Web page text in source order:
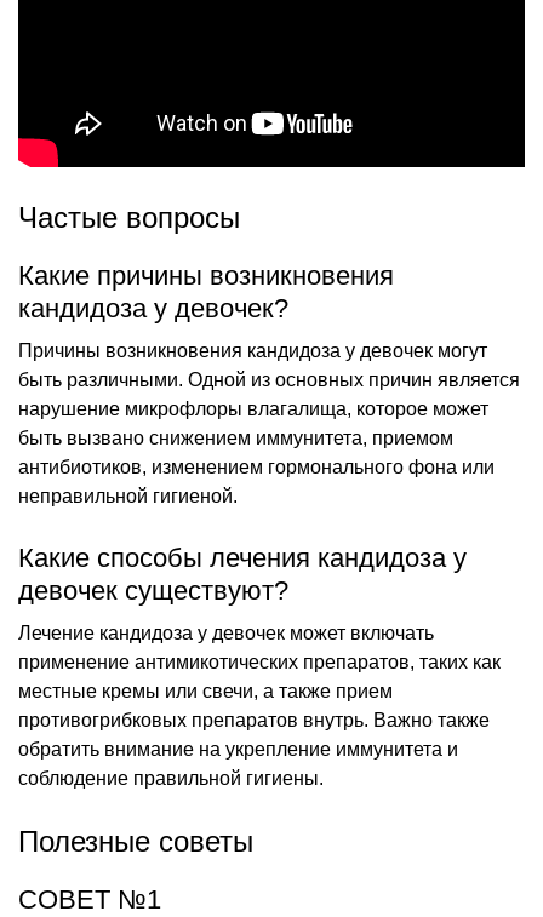
Частые вопросы
Какие причины возникновения
кандидоза у девочек?
Причины возникновения кандидоза у девочек могут
быть различными. Одной из основных причин является
нарушение микрофлоры влагалища, которое может
быть вызвано снижением иммунитета, приемом
антибиотиков, изменением гормонального фона или
неправильной гигиеной.
Какие способы лечения кандидоза у
девочек существуют?
Лечение кандидоза у девочек может включать
применение антимикотических препаратов, таких как
местные кремы или свечи, а также прием
противогрибковых препаратов внутрь. Важно также
обратить внимание на укрепление иммунитета и
соблюдение правильной гигиены.
Полезные советы
СОВЕТ №1